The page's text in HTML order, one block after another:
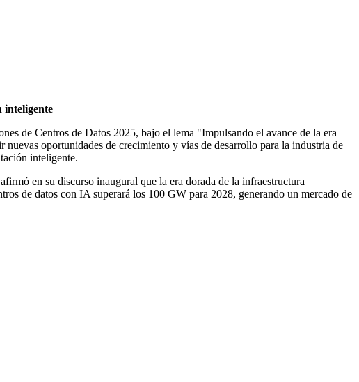
inteligente
de Centros de Datos 2025, bajo el lema "Impulsando el avance de la era
oportunidades de crecimiento y vías de desarrollo para la industria de
inteligente.
en su discurso inaugural que la era dorada de la infraestructura
de datos con IA superará los 100 GW para 2028, generando un mercado de